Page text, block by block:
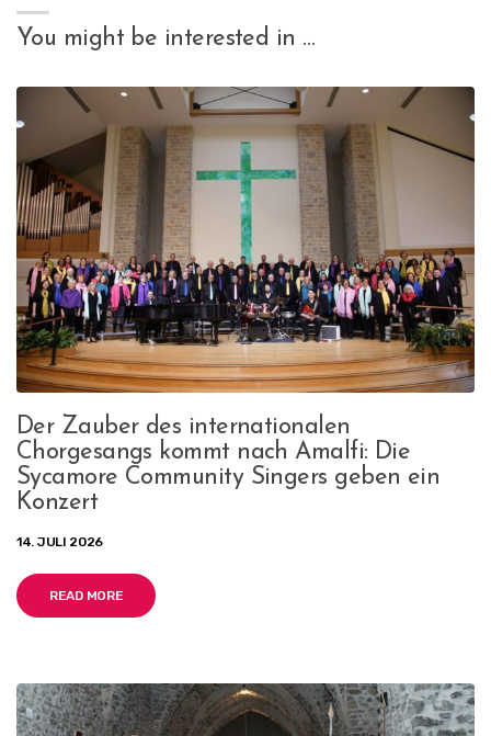
You might be interested in …
Der Zauber des internationalen
Chorgesangs kommt nach Amalfi: Die
Sycamore Community Singers geben ein
Konzert
14. JULI 2026
READ MORE